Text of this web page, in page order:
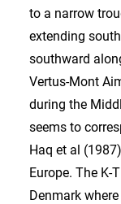
to a narrow
extending
southward
Vertus-Mont
during the
seems to
Haq et al
Europe. The K-
Denmark